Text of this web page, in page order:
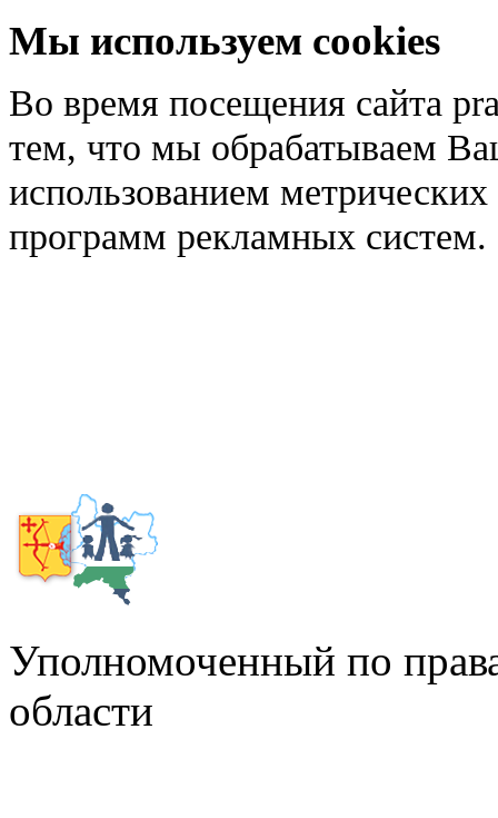
Мы используем cookies
Во время посещения сайта
тем, что мы обрабатываем
использованием
программ рекламных систем.
Уполномоченный по
области